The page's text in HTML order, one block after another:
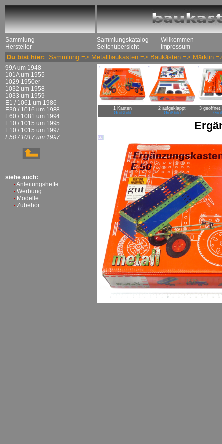
Sammlung
Hersteller
Sammlungskatalog
Seitenübersicht
Willkommen
Impressum
Du bist hier: Sammlung => Metallbaukasten => Baukästen => Märklin
99A um 1948
101A um 1955
1029 1950er
1032 um 1958
1033 um 1959
E1 / 1061 um 1986
E30 / 1016 um 1988
E60 / 1081 um 1994
E10 / 1015 um 1995
E10 / 1015 um 1997
E50 / 1017 um 1997
siehe auch:
Anleitungshefte
Werbung
Modelle
Zubehör
1 Kasten
Großbild
2 aufgeklappt
Großbild
3